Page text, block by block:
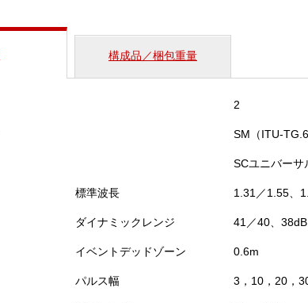
構成品／梱包重量
2
SM（ITU-
SCユニバーサ
標準波長 1.31／1.55、
ダイナミックレンジ 41／40、38dB
イベントデッドゾーン 0.6m
パルス幅 3，10，20，